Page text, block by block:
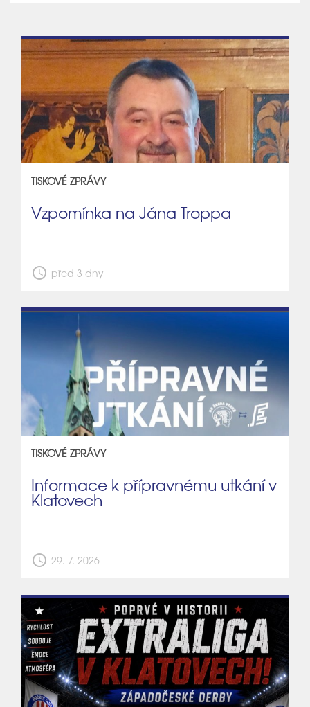
TISKOVÉ ZPRÁVY
Vzpomínka na Jána Troppa
schedule před 3 dny
TISKOVÉ ZPRÁVY
Informace k přípravnému utkání v
Klatovech
schedule 29. 7. 2026